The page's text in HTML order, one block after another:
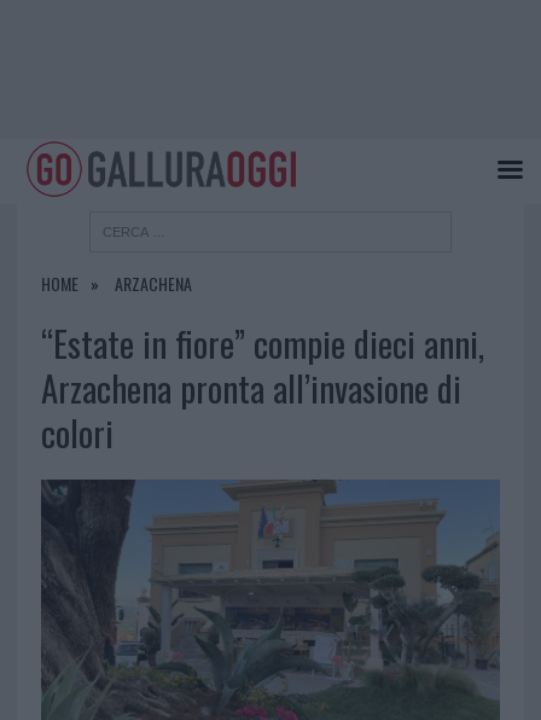
HOME ARZACHENA
“Estate in fiore” compie dieci anni,
Arzachena pronta all’invasione di
colori